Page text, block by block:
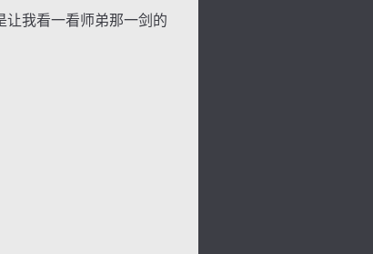
我看一看师弟那一剑的